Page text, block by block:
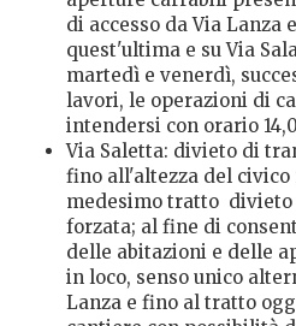
di accesso da Via Lanza
quest'ultima e su Via
martedì e venerdì,
lavori, le operazioni di
intendersi con orario
Via Saletta: divieto di
fino all'altezza del civico
medesimo tratto divieto
forzata; al fine di
delle abitazioni e delle
in loco, senso unico
Lanza e fino al tratto